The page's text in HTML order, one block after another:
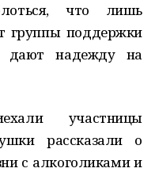
что лишь
группы поддержки
дают надежду на
участницы
рассказали о
с алкоголиками и